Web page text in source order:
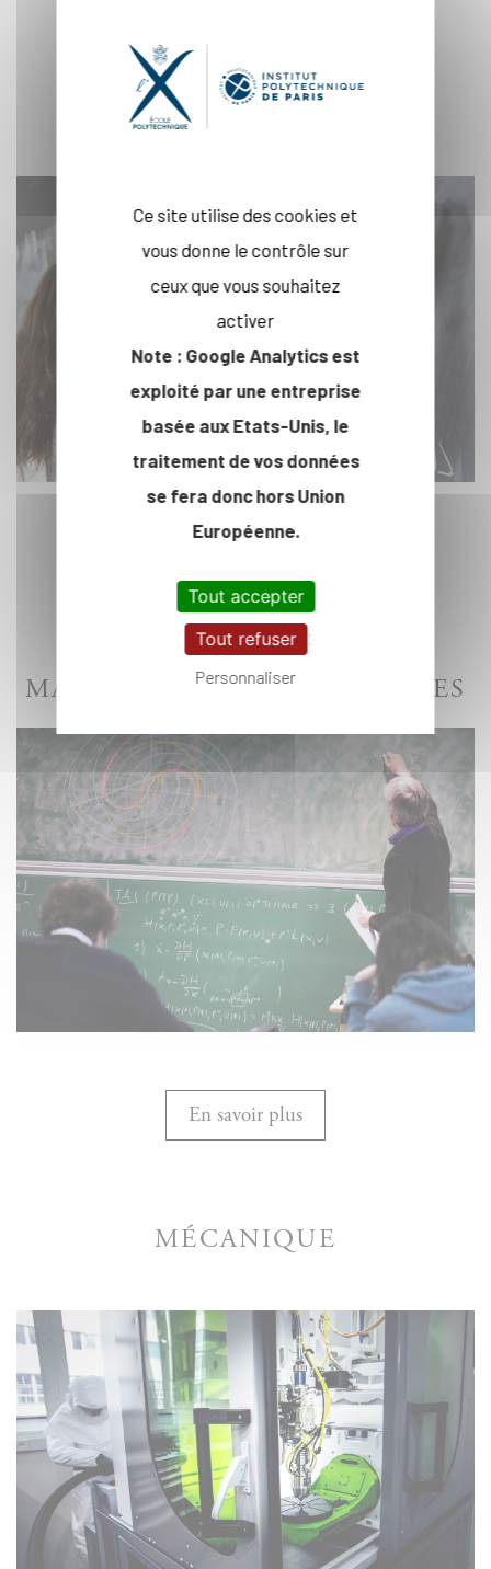
MATHÉMATIQUES
MATHÉMATIQUES APPLIQUÉES
En savoir plus
MÉCANIQUE
Ce site utilise des cookies et
vous donne le contrôle sur
ceux que vous souhaitez
activer
Note : Google Analytics est
exploité par une entreprise
basée aux Etats-Unis, le
traitement de vos données
se fera donc hors Union
Européenne.
Tout accepter
Tout refuser
Personnaliser